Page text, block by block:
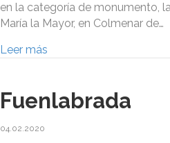
en la categoría de monumento,
María la Mayor, en Colmenar de…
Leer más
Fuenlabrada
04.02.2020